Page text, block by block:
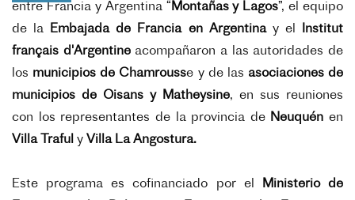
entre Francia y Argentina “ Montañas y Lagos”, el equipo
de la
Embajada de Francia en Argentinay el
Institut
français d'Argentineacompañaron a las autoridades de
los municipios de Chamrousse y de las asociaciones de
municipios de Oisans y Matheysine, en sus reuniones
con los representantes de la provincia deNeuquén en
Villa Traful y Villa La Angostura.
Este programa es cofinanciado por el Ministerio de